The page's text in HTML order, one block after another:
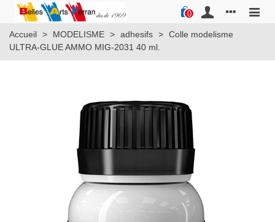
0
Accueil > MODELISME > adhesifs > Colle modelisme
ULTRA-GLUE AMMO MIG-2031 40 ml.